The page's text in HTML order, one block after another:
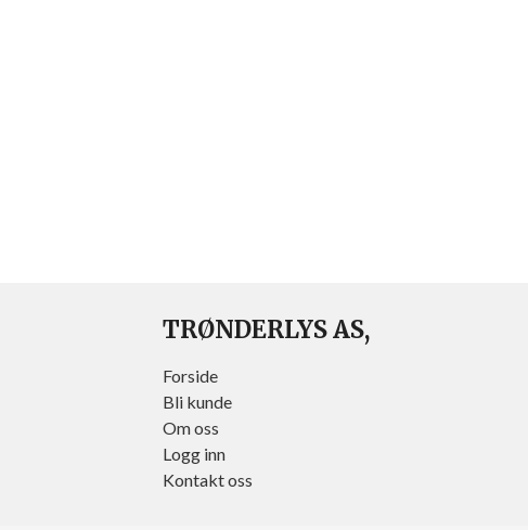
TRØNDERLYS AS,
Forside
Bli kunde
Om oss
Logg inn
Kontakt oss